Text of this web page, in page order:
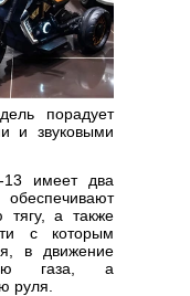
порадует
и звуковыми
13 имеет два
тягу, а также
с которым
в движение
газа, а
руля.